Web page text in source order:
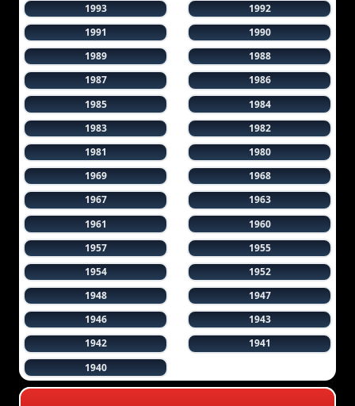
1993
1992
1991
1990
1989
1988
1987
1986
1985
1984
1983
1982
1981
1980
1969
1968
1967
1963
1961
1960
1957
1955
1954
1952
1948
1947
1946
1943
1942
1941
1940